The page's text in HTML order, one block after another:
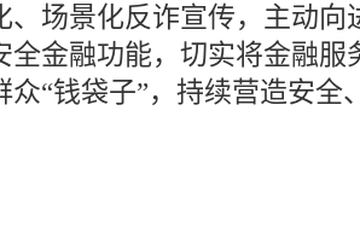
、场景化反诈宣传，主动向
全金融功能，切实将金融服
众“钱袋子”，持续营造安全